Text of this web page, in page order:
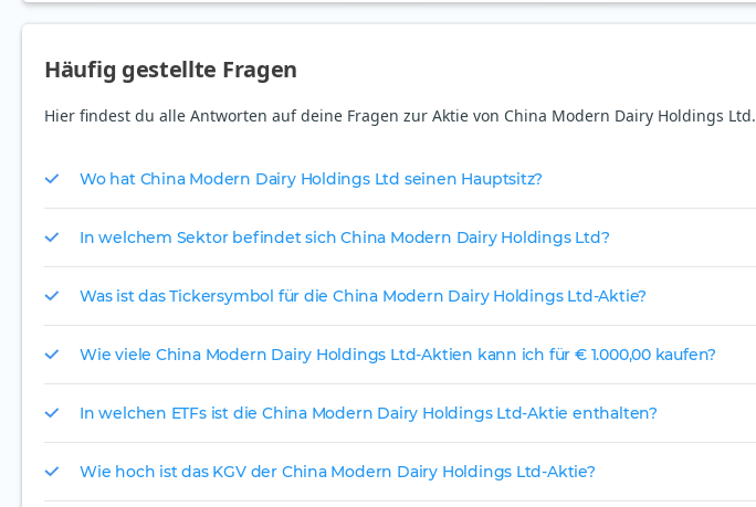
Häufig gestellte Fragen
Hier findest du alle Antworten auf deine Fragen zur Aktie von China Modern Dairy Holdings Ltd.
Wo hat China Modern Dairy Holdings Ltd seinen Hauptsitz?
In welchem Sektor befindet sich China Modern Dairy Holdings Ltd?
Was ist das Tickersymbol für die China Modern Dairy Holdings Ltd-Aktie?
Wie viele China Modern Dairy Holdings Ltd-Aktien kann ich für € 1.000,00 kaufen?
In welchen ETFs ist die China Modern Dairy Holdings Ltd-Aktie enthalten?
Wie hoch ist das KGV der China Modern Dairy Holdings Ltd-Aktie?